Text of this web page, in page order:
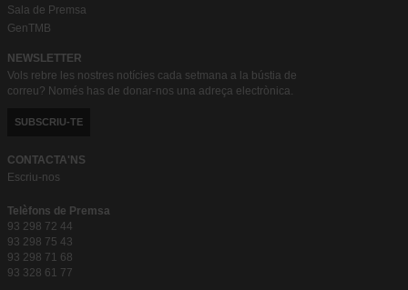
Sala de Premsa
GenTMB
NEWSLETTER
Vols rebre les nostres notícies cada setmana a la bústia de
correu? Només has de donar-nos una adreça electrònica.
SUBSCRIU-TE
CONTACTA'NS
Escriu-nos
Telèfons de Premsa
93 298 72 44
93 298 75 43
93 298 71 68
93 328 61 77